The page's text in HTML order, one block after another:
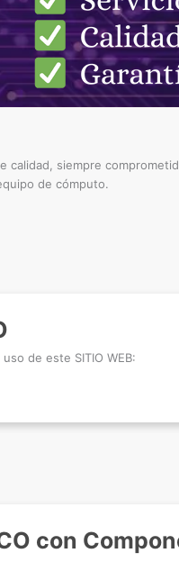
siempre
de cómputo.
de este SITIO WEB:
con